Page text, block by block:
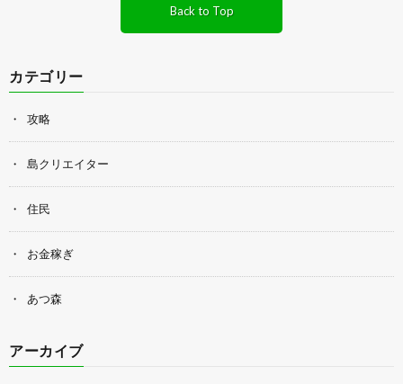
Back to Top
カテゴリー
攻略
島クリエイター
住民
お金稼ぎ
あつ森
アーカイブ